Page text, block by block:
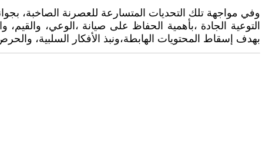
وفي مواجهة تلك التحديات المتسارعة للعصرنة الصاخبة،
التوعية الجادة ،بأهمية الحفاظ على صيانة ،الوعي، والقيم،
بهدف إسقاط المحتويات الهابطة،ونبذ الأفكار السلبية،